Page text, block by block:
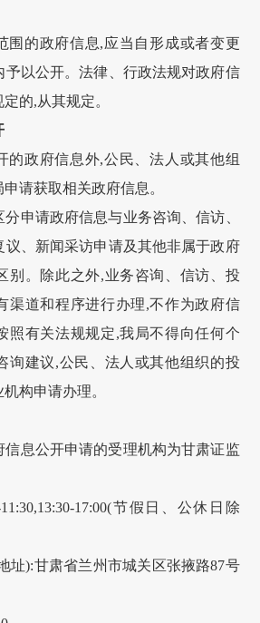
围的政府信息,应当自形成或者变更
予以公开。法律、行政法规对政府信
的,从其规定。
的政府信息外,公民、法人或其他组
请获取相关政府信息。
申请政府信息与业务咨询、信访、
议、新闻采访申请及其他非属于政府
别。除此之外,业务咨询、信访、投
渠道和程序进行办理,不作为政府信
照有关法规规定,我局不得向任何个
询建议,公民、法人或其他组织的投
构申请办理。
信息公开申请的受理机构为甘肃证监
17:00(节假日、公休日除
址):甘肃省兰州市城关 区张掖路87号